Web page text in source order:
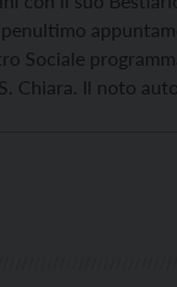
Sociale
Chiara. Il noto